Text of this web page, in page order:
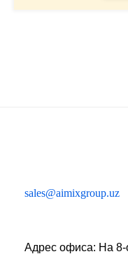
sales@aimixgroup.uz
Адрес офиса: На 8-